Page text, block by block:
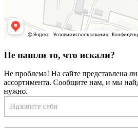
Не нашли то, что искали?
Не проблема! На сайте представлена
ассортимента. Сообщите нам, и мы
нужно.
Запрос
на
консультацию